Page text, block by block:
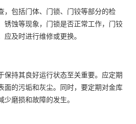
，包括门体、门锁、门铰等部分的检
锈蚀等现象，门锁是否正常工作，门铰
及时进行维修或更换。
保持其良好运行状态至关重要。应定期
面的污垢和灰尘。同时，要定期对金库
磨损和故障的发生。